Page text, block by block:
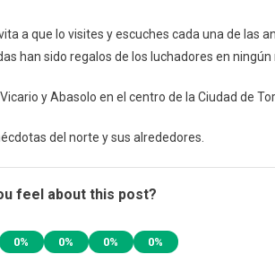
a que lo visites y escuches cada una de las
han sido regalos de los luchadores en
y Abasolo en el centro de la Ciudad de
del norte y sus alrededores.
feel about this post?
0% 0% 0% 0%